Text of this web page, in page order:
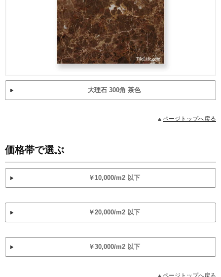
大理石 300角 茶色
ページトップへ戻る
価格帯で選ぶ
￥10,000/m2 以下
￥20,000/m2 以下
￥30,000/m2 以下